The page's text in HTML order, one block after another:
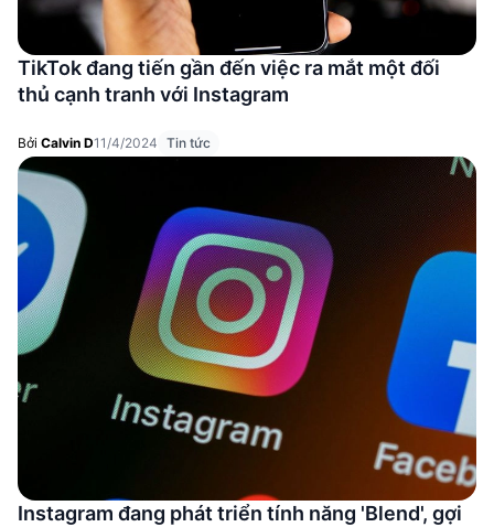
TikTok đang tiến gần đến việc ra mắt một đối
thủ cạnh tranh với Instagram
Bởi Calvin D11/4/2024 Tin tức
Instagram đang phát triển tính năng 'Blend', gợi